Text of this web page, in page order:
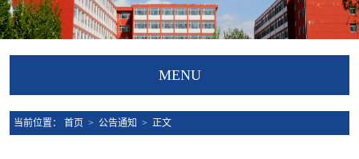
MENU
当前位置： 首页 > 公告通知 > 正文